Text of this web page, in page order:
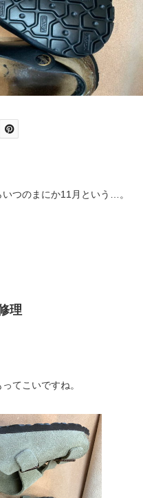
つのまにか11月という…。
理
てこいですね。